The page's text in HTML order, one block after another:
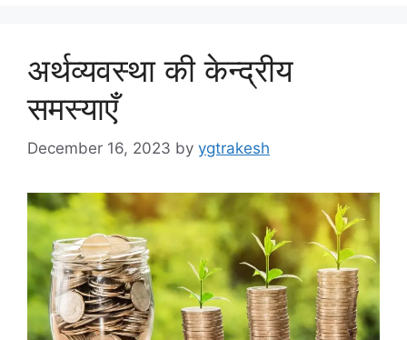
अर्थव्यवस्था की केन्द्रीय
समस्याएँ
December 16, 2023 by ygtrakesh